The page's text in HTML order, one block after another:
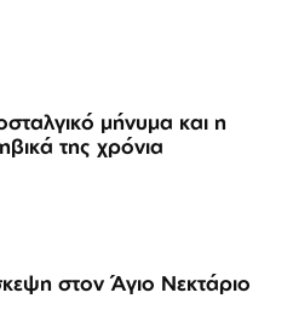
μήνυμα και η
της χρόνια
στον Άγιο Νεκτάριο